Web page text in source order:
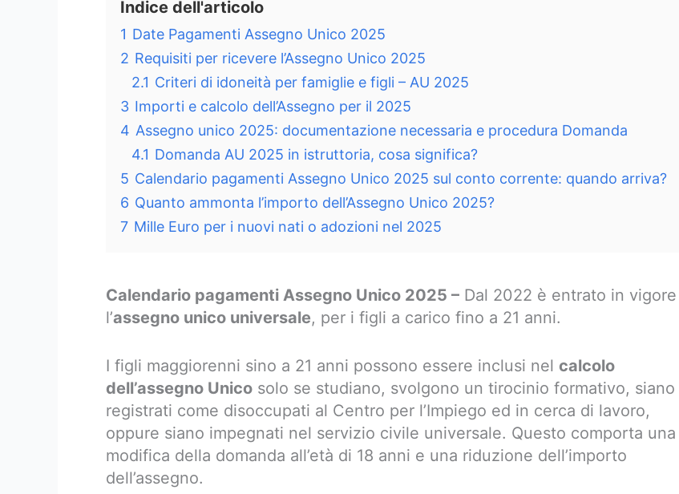
Indice dell'articolo
1 Date Pagamenti Assegno Unico 2025
2 Requisiti per ricevere l’Assegno Unico 2025
2.1 Criteri di idoneità per famiglie e figli – AU 2025
3 Importi e calcolo dell’Assegno per il 2025
4 Assegno unico 2025: documentazione necessaria e procedura Domanda
4.1 Domanda AU 2025 in istruttoria, cosa significa?
5 Calendario pagamenti Assegno Unico 2025 sul conto corrente: quando arriva?
6 Quanto ammonta l’importo dell’Assegno Unico 2025?
7 Mille Euro per i nuovi nati o adozioni nel 2025
Calendario pagamenti Assegno Unico 2025 – Dal 2022 è entrato in vigore
l’assegno unico universale, per i figli a carico fino a 21 anni.
I figli maggiorenni sino a 21 anni possono essere inclusi nel calcolo
dell’assegno Unico solo se studiano, svolgono un tirocinio formativo, siano
registrati come disoccupati al Centro per l’Impiego ed in cerca di lavoro,
oppure siano impegnati nel servizio civile universale. Questo comporta una
modifica della domanda all’età di 18 anni e una riduzione dell’importo
dell’assegno.